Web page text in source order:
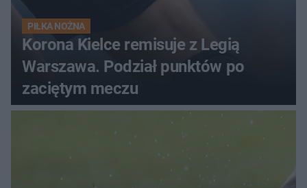
PIŁKA NOŻNA
Korona Kielce remisuje z Legią
Warszawa. Podział punktów po
zaciętym meczu